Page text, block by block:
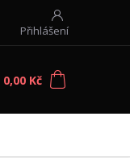
Přihlášení
0,00 Kč